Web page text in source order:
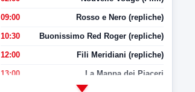
09:00 Rosso e Nero (repliche)
10:30 Buonissimo Red Roger (repliche)
12:00 Fili Meridiani (repliche)
13:00 La Mappa dei Piaceri